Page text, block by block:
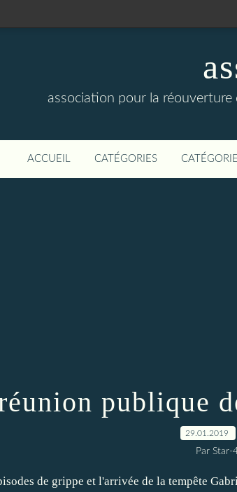
association pour la réouverture
ACCUEIL CATÉGORIES
publique
29.01.2019
Par Star-
de grippe et l'arrivée de la tempête